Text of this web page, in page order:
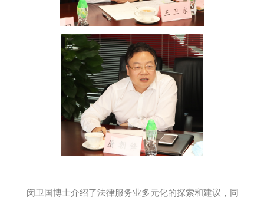
闵卫国博士介绍了法律服务业多元化的探索和建议，同